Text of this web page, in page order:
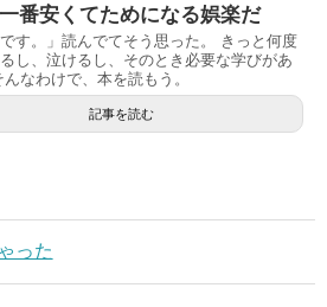
番安くてためになる娯楽だ
です。」読んでてそう思った。 きっと何度
し、泣けるし、そのとき必要な学びがあ
なわけで、本を読もう。
記事を読む
った